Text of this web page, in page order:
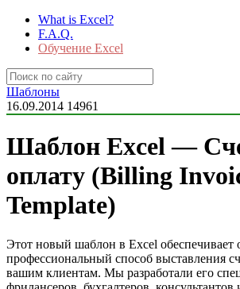
What is Excel?
F.A.Q.
Обучение Excel
Шаблоны
16.09.2014 14961
Шаблон Excel —
оплату (Billing
Template)
Этот новый шаблон в Excel обеспечивает
профессиональный способ выставления
вашим клиентам. Мы разработали его